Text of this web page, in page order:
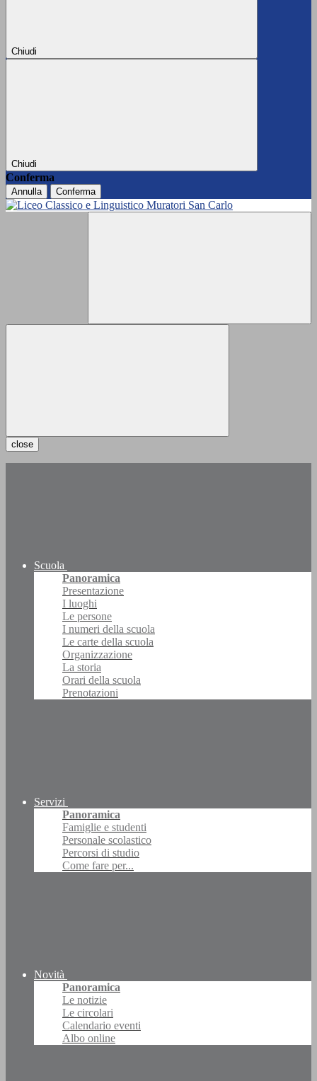
Chiudi
Chiudi
Conferma
Annulla Conferma
close
Scuola
Panoramica
Presentazione
I luoghi
Le persone
I numeri della scuola
Le carte della scuola
Organizzazione
La storia
Orari della scuola
Prenotazioni
Servizi
Panoramica
Famiglie e studenti
Personale scolastico
Percorsi di studio
Come fare per...
Novità
Panoramica
Le notizie
Le circolari
Calendario eventi
Albo online